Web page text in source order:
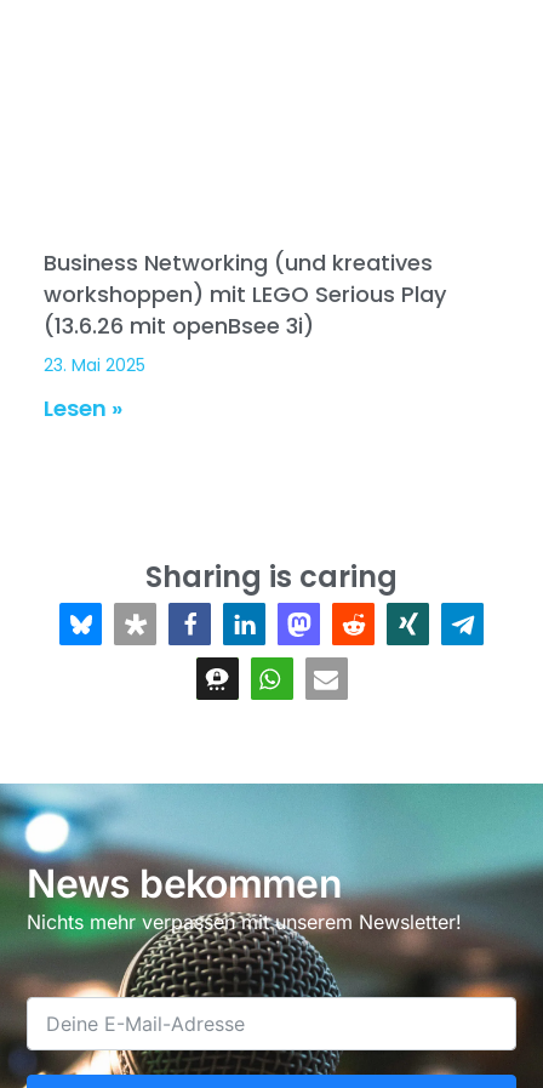
Business Networking (und kreatives
workshoppen) mit LEGO Serious Play
(13.6.26 mit openBsee 3i)
23. Mai 2025
Lesen »
Sharing is caring
News bekommen
Nichts mehr verpassen mit unserem Newsletter!